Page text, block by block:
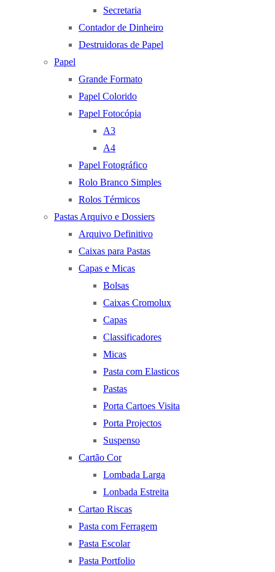
Secretaria
Contador de Dinheiro
Destruidoras de Papel
Papel
Grande Formato
Papel Colorido
Papel Fotocópia
A3
A4
Papel Fotográfico
Rolo Branco Simples
Rolos Térmicos
Pastas Arquivo e Dossiers
Arquivo Definitivo
Caixas para Pastas
Capas e Micas
Bolsas
Caixas Cromolux
Capas
Classificadores
Micas
Pasta com Elasticos
Pastas
Porta Cartoes Visita
Porta Projectos
Suspenso
Cartão Cor
Lombada Larga
Lonbada Estreita
Cartao Riscas
Pasta com Ferragem
Pasta Escolar
Pasta Portfolio